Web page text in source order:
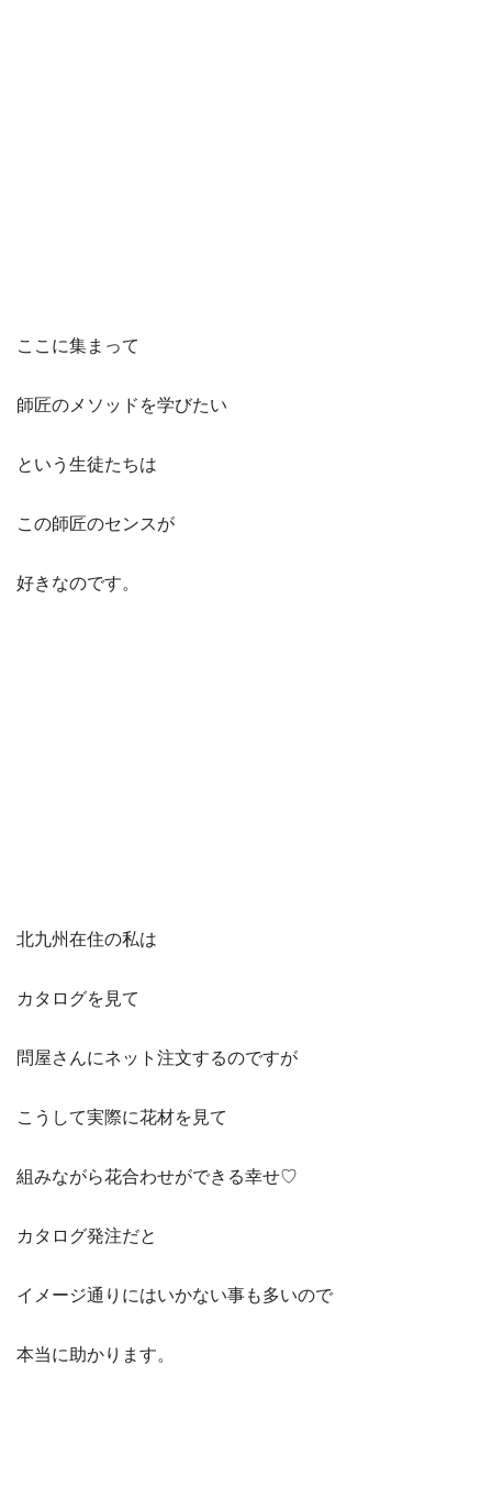
ここに集まって
師匠のメソッドを学びたい
という生徒たちは
この師匠のセンスが
好きなのです。
北九州在住の私は
カタログを見て
問屋さんにネット注文するのですが
こうして実際に花材を見て
組みながら花合わせができる幸せ♡
カタログ発注だと
イメージ通りにはいかない事も多いので
本当に助かります。